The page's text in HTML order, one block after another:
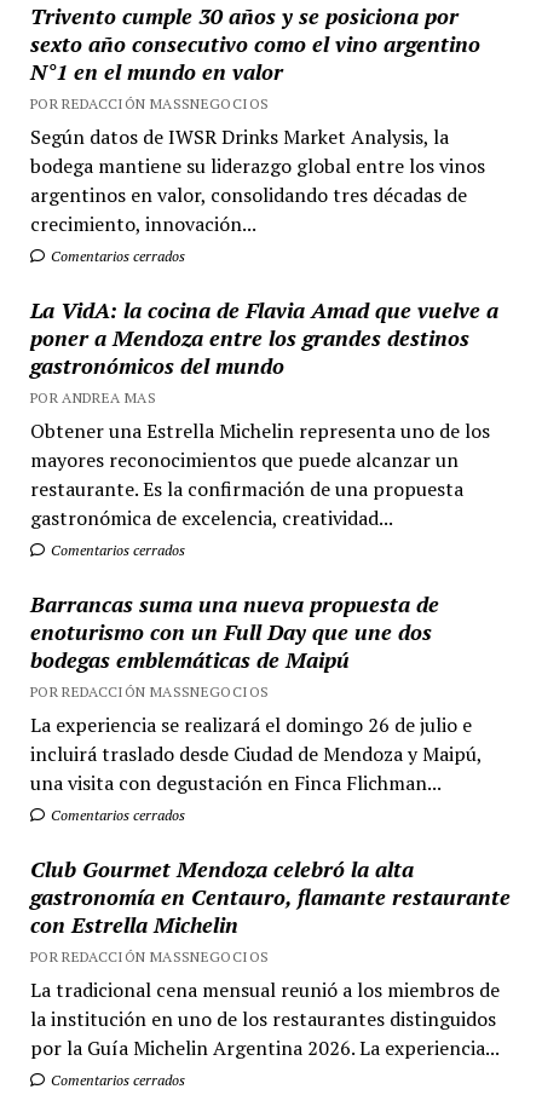
Trivento cumple 30 años y se posiciona por
sexto año consecutivo como el vino argentino
N°1 en el mundo en valor
POR REDACCIÓN MASSNEGOCIOS
Según datos de IWSR Drinks Market Analysis, la
bodega mantiene su liderazgo global entre los vinos
argentinos en valor, consolidando tres décadas de
crecimiento, innovación...
Comentarios cerrados
La VidA: la cocina de Flavia Amad que vuelve a
poner a Mendoza entre los grandes destinos
gastronómicos del mundo
POR ANDREA MAS
Obtener una Estrella Michelin representa uno de los
mayores reconocimientos que puede alcanzar un
restaurante. Es la confirmación de una propuesta
gastronómica de excelencia, creatividad...
Comentarios cerrados
Barrancas suma una nueva propuesta de
enoturismo con un Full Day que une dos
bodegas emblemáticas de Maipú
POR REDACCIÓN MASSNEGOCIOS
La experiencia se realizará el domingo 26 de julio e
incluirá traslado desde Ciudad de Mendoza y Maipú,
una visita con degustación en Finca Flichman...
Comentarios cerrados
Club Gourmet Mendoza celebró la alta
gastronomía en Centauro, flamante restaurante
con Estrella Michelin
POR REDACCIÓN MASSNEGOCIOS
La tradicional cena mensual reunió a los miembros de
la institución en uno de los restaurantes distinguidos
por la Guía Michelin Argentina 2026. La experiencia...
Comentarios cerrados